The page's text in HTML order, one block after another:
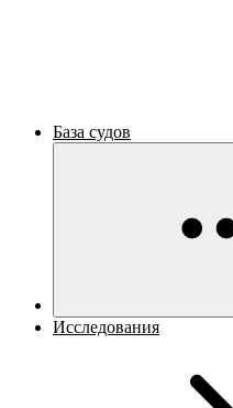
База судов
Исследования